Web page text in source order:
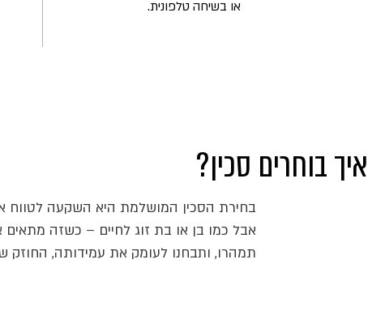
או בשיחה טלפונית.
איך בוחרים סכין?
בחירת הסכין המושלמת היא השקעה לטווח
אבל כמו בן או בת זוג לחיים – כשזה מתאים
תמהרו, ותבחנו לעומק את עמידותה, החוזק